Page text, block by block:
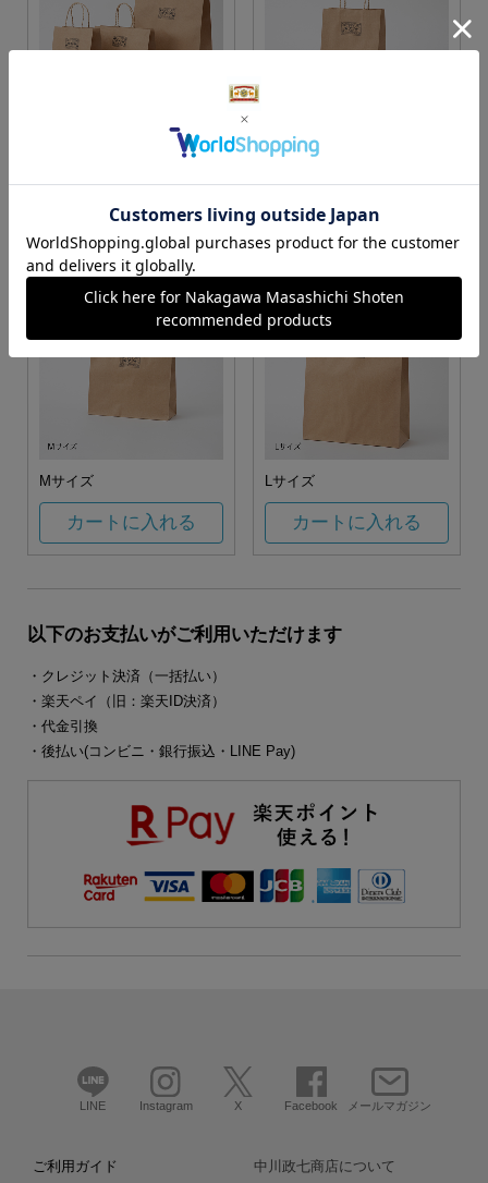
S・M・Lサイズより当店に
カートに入れる
Sサイズ
カートに入れる
Mサイズ
カートに入れる
Lサイズ
カートに入れる
以下のお支払いがご利用いただけます
・クレジット決済（一括払い）
・楽天ペイ（旧：楽天ID決済）
・代金引換
・後払い(コンビニ・銀行振込・LINE Pay)
LINE Instagram X Facebook メールマガジン
ご利用ガイド 中川政七商店について